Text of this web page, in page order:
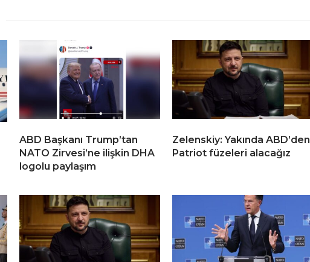
ABD Başkanı Trump’tan
NATO Zirvesi’ne ilişkin DHA
logolu paylaşım
Zelenskiy: Yakında ABD’den
Patriot füzeleri alacağız